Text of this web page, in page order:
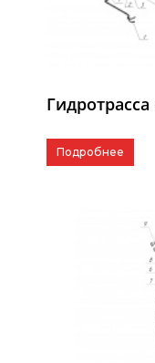
Подробнее